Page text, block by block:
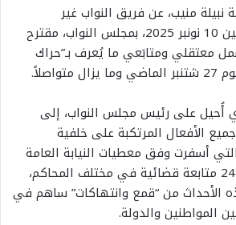
نبيلة منيب، عن فريق النواب غير
المنتسبين، اليوم الإثنين 10 نونبر 2025، بمجلس النواب، مقترح
معتقلي ومتابَعي ما يُعرف بـ”حراك
أُحيل على رئيس مجلس النواب، إلى
الأفعال المرتكبة على خلفية
التي أسفرت وفق معطيات النيابة العامة
عن 5780 توقيفاً و2480 متابعة قضائية في مختلف المحاكم،
الأحداث من “قمع وانتهاكات” ساهم في
المواطنين والدولة.